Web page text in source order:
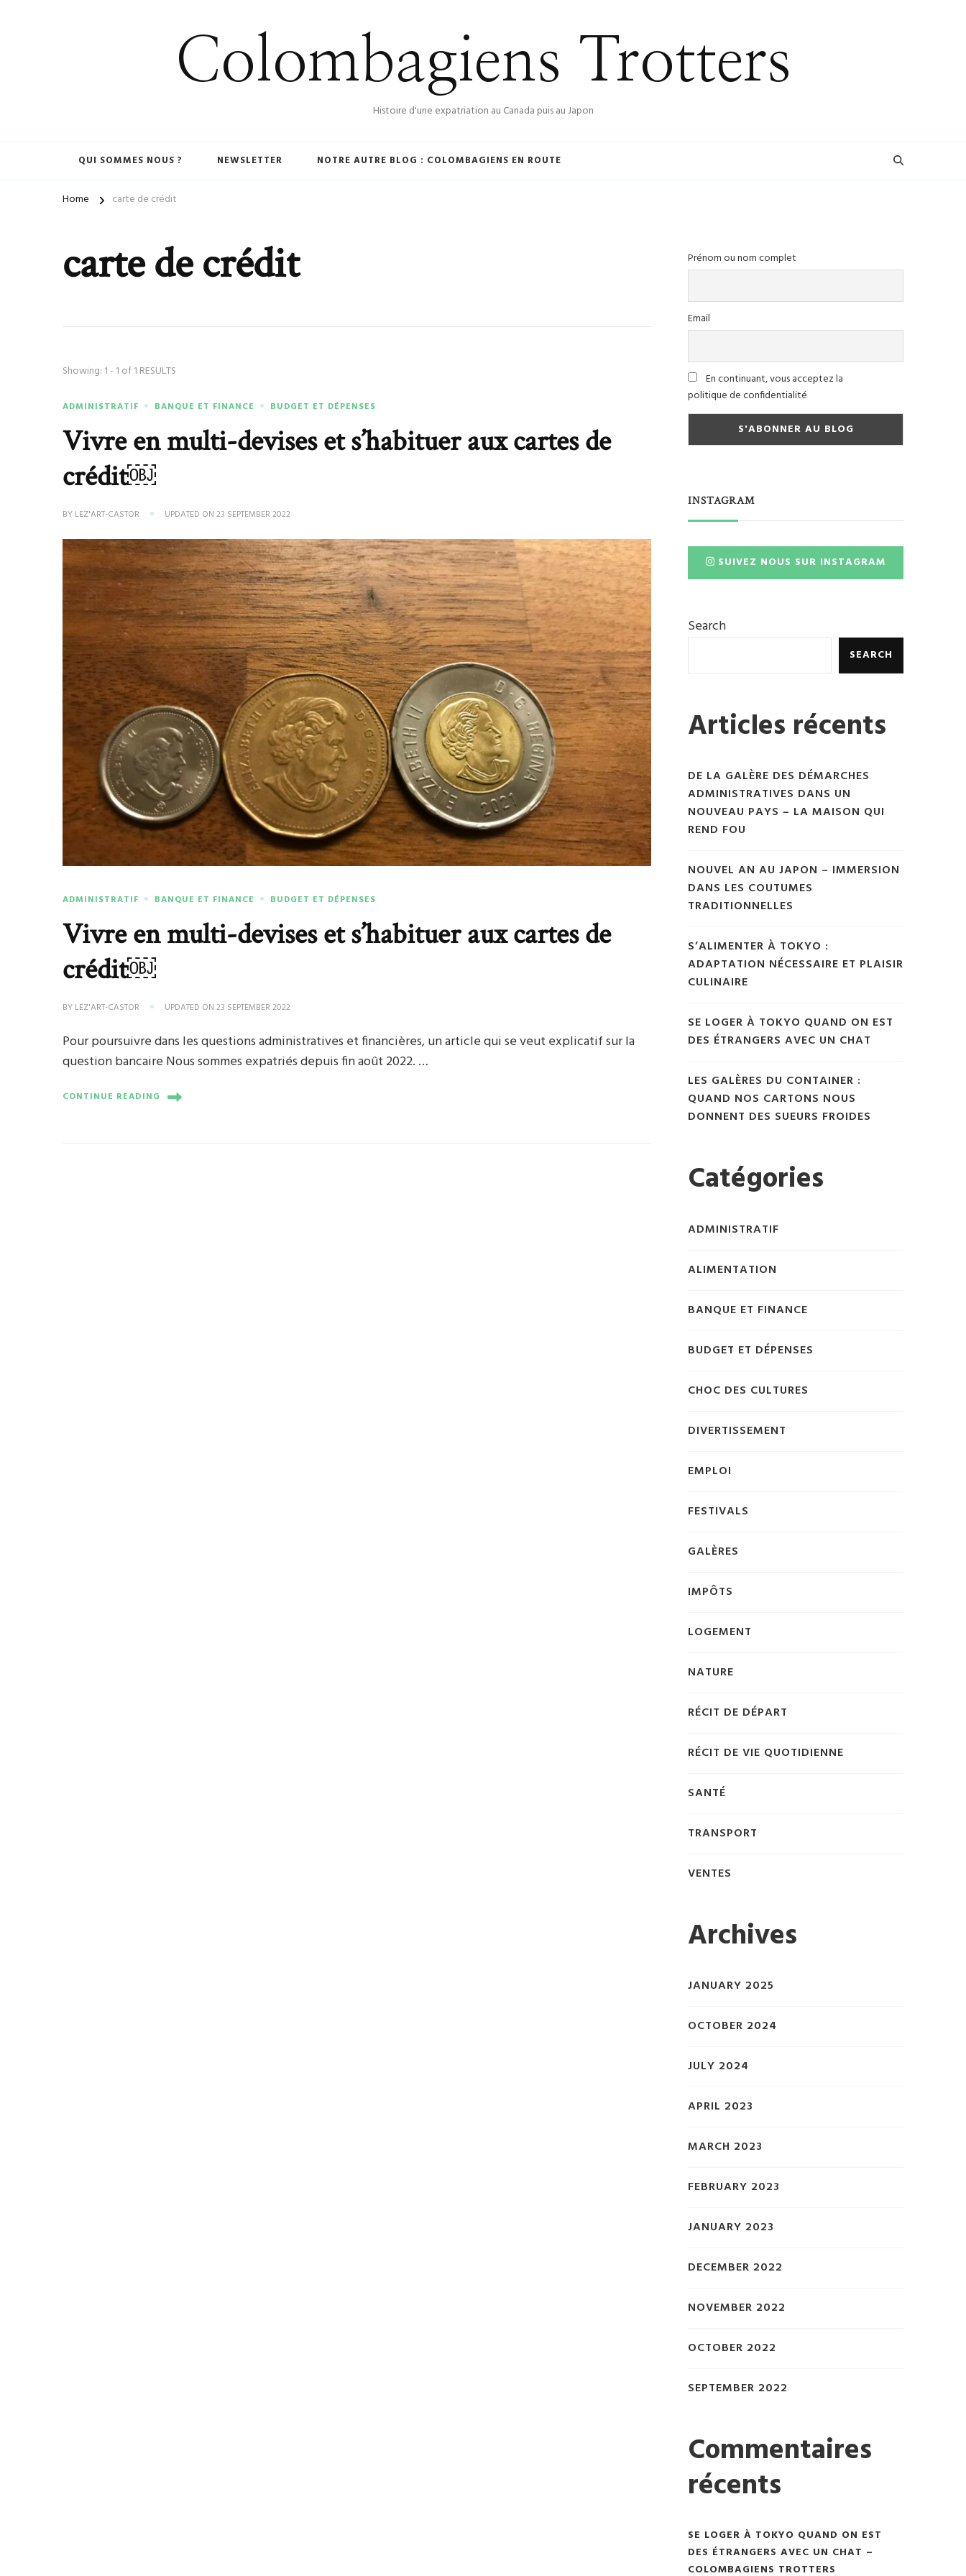
Colombagiens Trotters
Histoire d'une expatriation au Canada puis au Japon
QUI SOMMES NOUS ? NEWSLETTER NOTRE AUTRE BLOG : COLOMBAGIENS EN ROUTE
Home carte de crédit
carte de crédit
Showing: 1 - 1 of 1 RESULTS
ADMINISTRATIF BANQUE ET FINANCE BUDGET ET DÉPENSES
Vivre en multi-devises et s’habituer aux cartes de
crédit￼
BY LEZ'ART-CASTOR UPDATED ON23 SEPTEMBER 2022
ADMINISTRATIF BANQUE ET FINANCE BUDGET ET DÉPENSES
Vivre en multi-devises et s’habituer aux cartes de
crédit￼
BY LEZ'ART-CASTOR UPDATED ON23 SEPTEMBER 2022
Pour poursuivre dans les questions administratives et financières, un article qui se veut explicatif sur la
question bancaire Nous sommes expatriés depuis fin août 2022. …
CONTINUE READING
Prénom ou nom complet
Email
En continuant, vous acceptez la
politique de confidentialité
INSTAGRAM
SUIVEZ NOUS SUR INSTAGRAM
Search
SEARCH
Articles récents
DE LA GALÈRE DES DÉMARCHES
ADMINISTRATIVES DANS UN
NOUVEAU PAYS – LA MAISON QUI
REND FOU
NOUVEL AN AU JAPON – IMMERSION
DANS LES COUTUMES
TRADITIONNELLES
S’ALIMENTER À TOKYO :
ADAPTATION NÉCESSAIRE ET PLAISIR
CULINAIRE
SE LOGER À TOKYO QUAND ON EST
DES ÉTRANGERS AVEC UN CHAT
LES GALÈRES DU CONTAINER :
QUAND NOS CARTONS NOUS
DONNENT DES SUEURS FROIDES
Catégories
ADMINISTRATIF
ALIMENTATION
BANQUE ET FINANCE
BUDGET ET DÉPENSES
CHOC DES CULTURES
DIVERTISSEMENT
EMPLOI
FESTIVALS
GALÈRES
IMPÔTS
LOGEMENT
NATURE
RÉCIT DE DÉPART
RÉCIT DE VIE QUOTIDIENNE
SANTÉ
TRANSPORT
VENTES
Archives
JANUARY 2025
OCTOBER 2024
JULY 2024
APRIL 2023
MARCH 2023
FEBRUARY 2023
JANUARY 2023
DECEMBER 2022
NOVEMBER 2022
OCTOBER 2022
SEPTEMBER 2022
Commentaires
récents
SE LOGER À TOKYO QUAND ON EST
DES ÉTRANGERS AVEC UN CHAT –
COLOMBAGIENS TROTTERS